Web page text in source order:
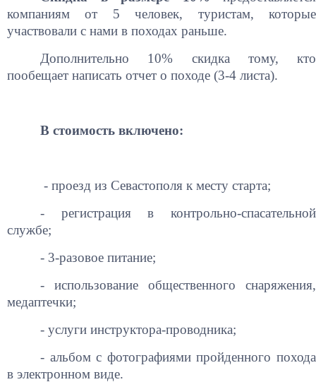
компаниям от 5 человек, туристам, которые
участвовали с нами в походах раньше.
Дополнительно 10% скидка тому, кто
пообещает написать отчет о походе (3-4 листа).
В стоимость включено:
- проезд из Севастополя к месту старта;
- регистрация в контрольно-спасательной
службе;
- 3-разовое питание;
- использование общественного снаряжения,
медаптечки;
- услуги инструктора-проводника;
- альбом с фотографиями пройденного похода
в электронном виде.